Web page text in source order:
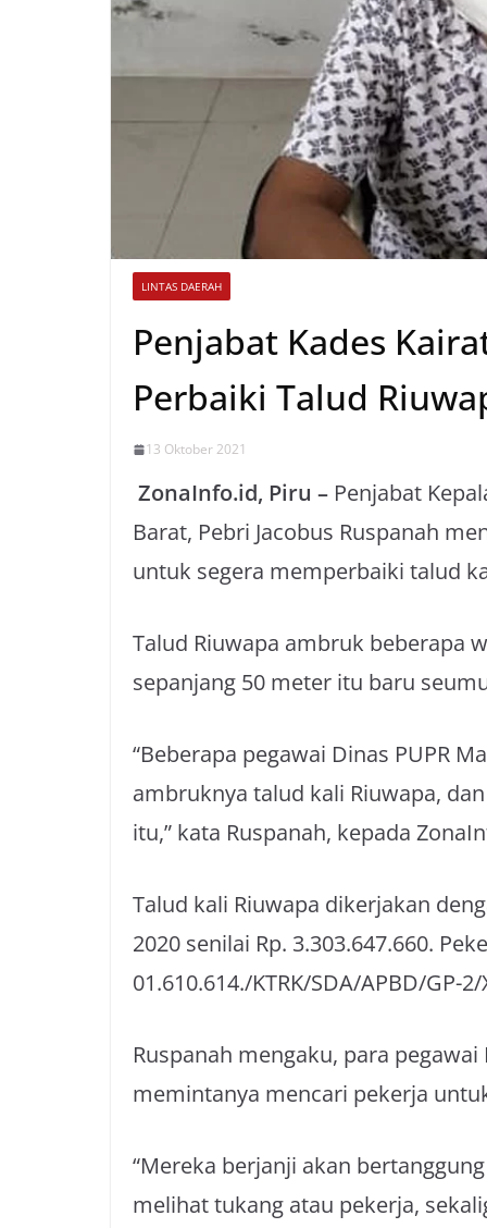
LINTAS DAERAH
Penjabat Kades
Perbaiki Talud
13 Oktober 2021
ZonaInfo.id, Piru – Penjabat
Barat, Pebri Jacobus Ruspanah
untuk segera memperbaiki talud
Talud Riuwapa ambruk beberapa
sepanjang 50 meter itu baru
“Beberapa pegawai Dinas PUPR
ambruknya talud kali Riuwapa,
itu,” kata Ruspanah, kepada
Talud kali Riuwapa dikerjakan
2020 senilai Rp. 3.303.647.660.
01.610.614./KTRK/SDA/APBD/GP-
Ruspanah mengaku, para
memintanya mencari pekerja
“Mereka berjanji akan
melihat tukang atau pekerja,